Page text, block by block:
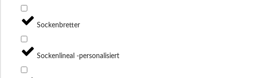
Sockenbretter
Sockenlineal -personalisiert